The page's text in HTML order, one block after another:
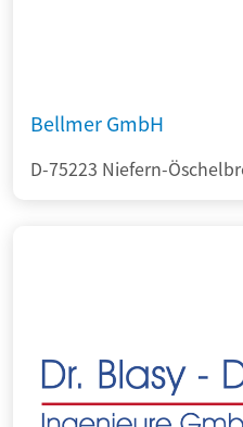
Bellmer GmbH
D-75223 Niefern-